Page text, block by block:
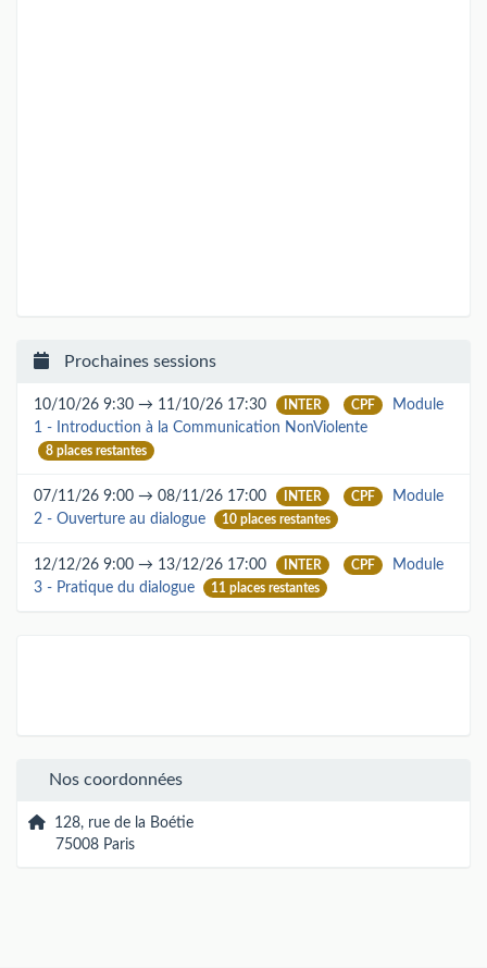
Prochaines sessions
10/10/26 9:30 → 11/10/26 17:30 INTER CPF
Module
1 - Introduction à la Communication NonViolente
8 places restantes
07/11/26 9:00 → 08/11/26 17:00 INTER CPF
Module
2 - Ouverture au dialogue
10 places restantes
12/12/26 9:00 → 13/12/26 17:00 INTER CPF
Module
3 - Pratique du dialogue
11 places restantes
Nos coordonnées
128, rue de la Boétie
75008 Paris